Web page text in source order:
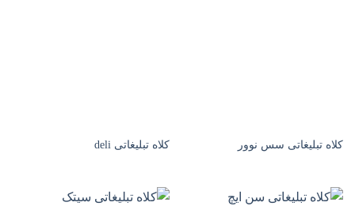
کلاه تبلیغاتی سس نوور کلاه تبلیغاتی deli